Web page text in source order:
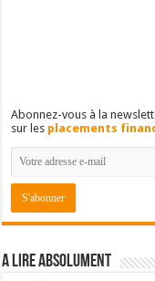
Abonnez-vous à la
sur les placements
A lire absolument